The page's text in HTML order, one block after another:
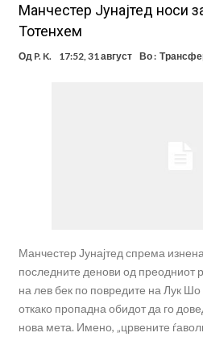
Манчестер Јунајтед носи
Тотенхем
Од P. K. 17:52, 31 август Во :
Манчестер Јунајтед спрема
последните денови од преодниот
на лев бек по повредите на Лук Шо
откако пропадна обидот да го
нова мета. Имено, „црвените